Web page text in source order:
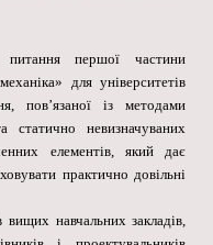
першої частини
для університетів
пов’язаної із методами
статично невизначуваних
елементів, який дає
практично довільні
вищих навчальних закладів,